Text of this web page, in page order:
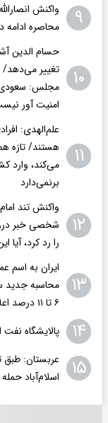
۹
واکنش
محاصره ادامه
۱۰
حسام الدین
تغییر
مجلس: سعودی
امنیت آور
۱۱
علم‌الهدی:
هستند/ تازه
می‌کند، وارد
برنمی‌دارد
۱۲
واکنش تند
شخصی خبر
را رد کرد،
۱۳
ایران به اسم
۶ تا ۱۱ درصد اعلام می‌کنند/ ایرانی‌ها روی خزر حساسند
۱۴ پالایشگاه
۱۵
عربستان: طبق
اسلام‌آباد